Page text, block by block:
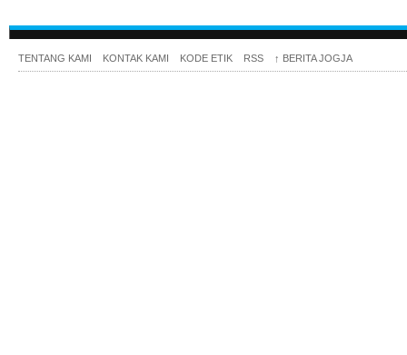
TENTANG KAMI KONTAK KAMI KODE ETIK RSS ↑ BERITA JOGJA